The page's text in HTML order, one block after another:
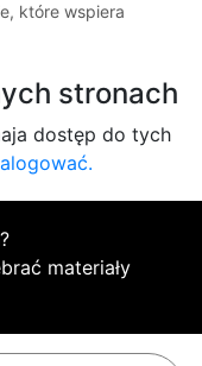
które wspiera
stronach
dostęp do tych
?
materiały